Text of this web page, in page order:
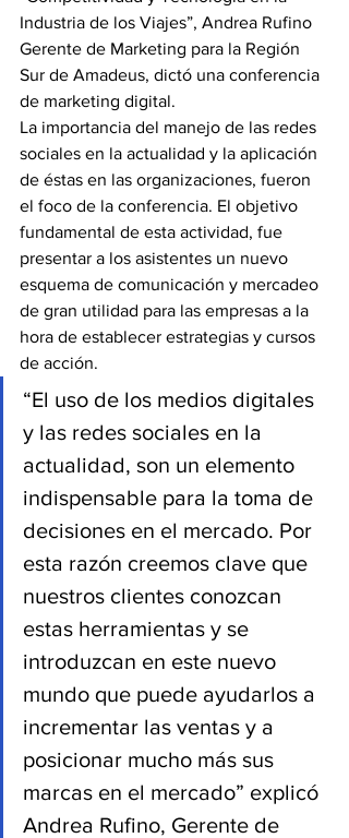
Industria de los Viajes”, Andrea Rufino
Gerente de Marketing para la Región
Sur de Amadeus, dictó una conferencia
de marketing digital.
La importancia del manejo de las redes
sociales en la actualidad y la aplicación
de éstas en las organizaciones, fueron
el foco de la conferencia. El objetivo
fundamental de esta actividad, fue
presentar a los asistentes un nuevo
esquema de comunicación y mercadeo
de gran utilidad para las empresas a la
hora de establecer estrategias y cursos
de acción.
“El uso de los medios digitales
y las redes sociales en la
actualidad, son un elemento
indispensable para la toma de
decisiones en el mercado. Por
esta razón creemos clave que
nuestros clientes conozcan
estas herramientas y se
introduzcan en este nuevo
mundo que puede ayudarlos a
incrementar las ventas y a
posicionar mucho más sus
marcas en el mercado” explicó
Andrea Rufino, Gerente de